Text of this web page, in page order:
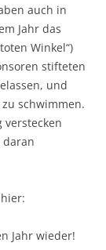
auch in
Jahr das
Winkel“)
stifteten
und
schwimmen.
Jahr wieder!